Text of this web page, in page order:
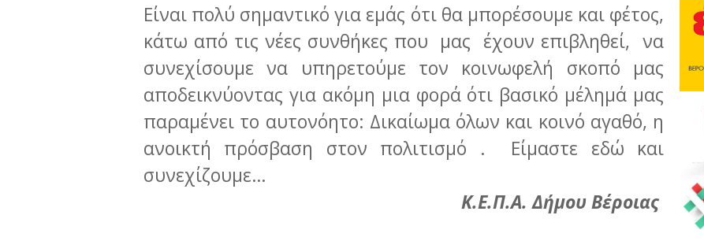
Είναι πολύ σημαντικό για εμάς ότι θα μπορέσουμε και φέτος,
κάτω από τις νέες συνθήκες που μας έχουν επιβληθεί, να
συνεχίσουμε να υπηρετούμε τον κοινωφελή σκοπό μας
αποδεικνύοντας για ακόμη μια φορά ότι βασικό μέλημά μας
παραμένει το αυτονόητο: Δικαίωμα όλων και κοινό αγαθό, η
ανοικτή πρόσβαση στον πολιτισμό . Είμαστε εδώ και
συνεχίζουμε…
Κ.Ε.Π.Α. Δήμου Βέροιας